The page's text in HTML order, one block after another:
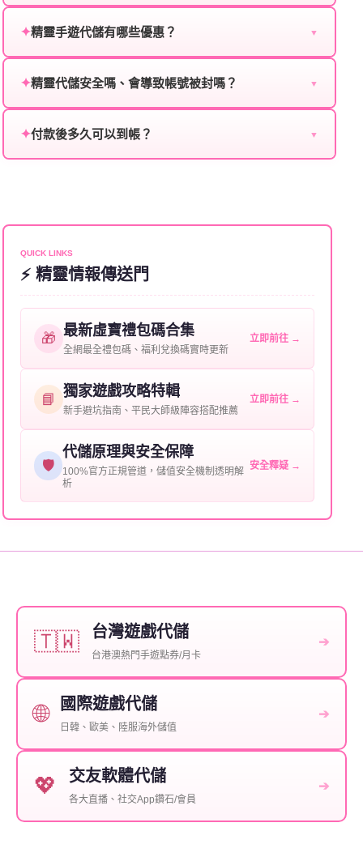
服：
角色名稱：您遊戲中的角色名稱。
等級：角色的當前等級。
提供這些信息能幫助我們更快地處理您的代儲需求，確
保您盡享遊戲樂趣！
✦精靈手遊代儲有哪些優惠？ ▼
贈送、大額儲值優惠及節日限定活動，儲值最低6折
✦精靈代儲安全嗎、會導致帳號被封嗎？ ▼
單，不使用外掛程式、非法點數或異常儲值管道。您獲
✦付款後多久可以到帳？ ▼
可直接聯絡客服查詢訂單進度。
QUICK LINKS
⚡ 精靈情報傳送門
🎁 最新虛寶禮包碼合集
全網最全禮包碼、福利兌換碼實時更新
立即前往 →
📘 獨家遊戲攻略特輯
新手避坑指南、平民大師級陣容搭配推薦
立即前往 →
🛡️
代儲原理與安全保障
100%官方正規管道，儲值安全機制透明解
析
安全釋疑 →
🇹🇼 台灣遊戲代儲
台港澳熱門手遊點券/月卡
➔
🌐 國際遊戲代儲
日韓、歐美、陸服海外儲值
➔
💖 交友軟體代儲
各大直播、社交App鑽石/會員
➔